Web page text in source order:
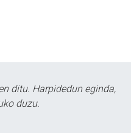
ditu. Harpidedun eginda,
duzu.